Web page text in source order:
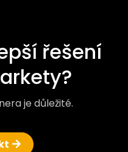
řešení
je důležité.